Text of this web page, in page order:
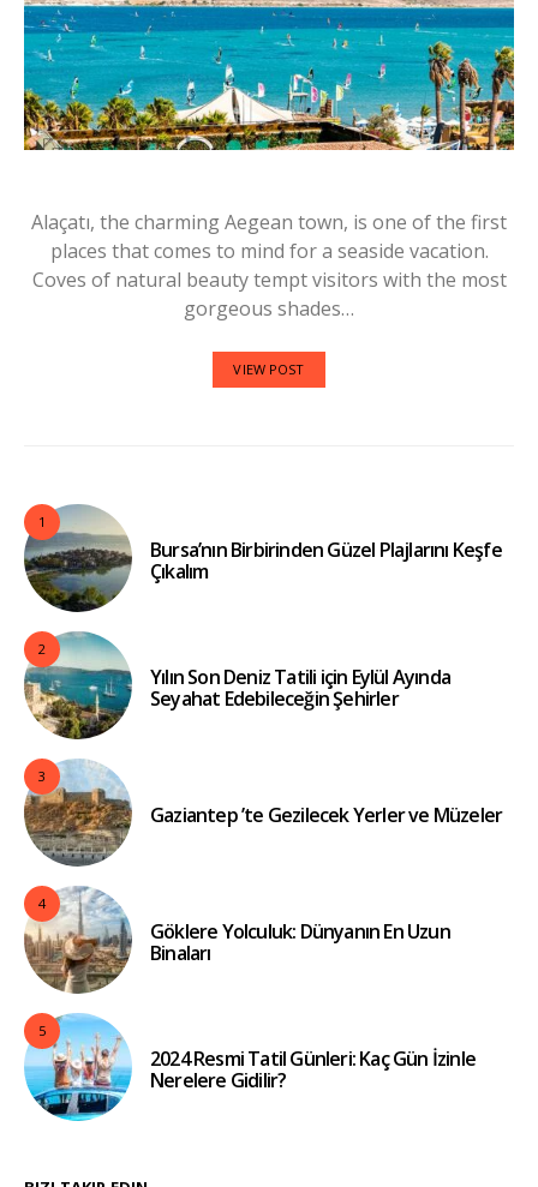
Alaçatı, the charming Aegean town, is one of the first
places that comes to mind for a seaside vacation.
Coves of natural beauty tempt visitors with the most
gorgeous shades…
VIEW POST
1
Bursa’nın Birbirinden Güzel Plajlarını Keşfe
Çıkalım
2
Yılın Son Deniz Tatili için Eylül Ayında
Seyahat Edebileceğin Şehirler
3
Gaziantep ’te Gezilecek Yerler ve Müzeler
4
Göklere Yolculuk: Dünyanın En Uzun
Binaları
5
2024 Resmi Tatil Günleri: Kaç Gün İzinle
Nerelere Gidilir?